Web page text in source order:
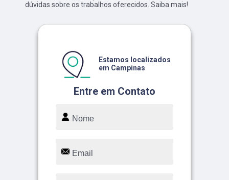
dúvidas sobre os trabalhos oferecidos. Saiba mais!
Entre em Contato
Estamos localizados
em Campinas